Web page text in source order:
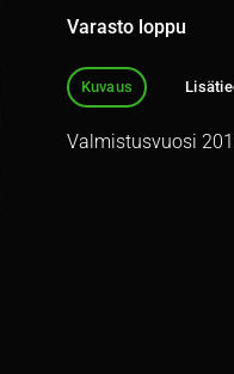
Varasto loppu
Kuvaus
Valmistusvuosi